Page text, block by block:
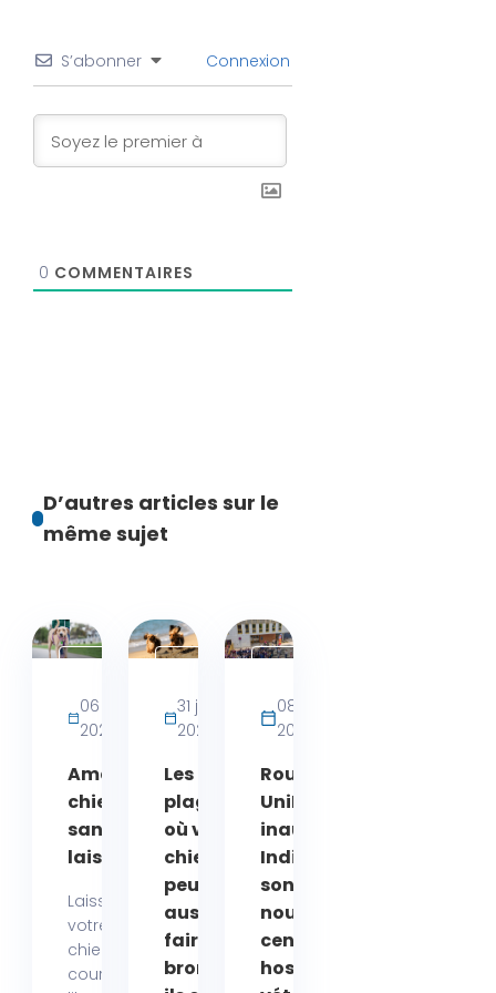
S’abonner Connexion
0 COMMENTAIRES
D’autres articles sur le
même sujet
être
chien
06 août
2026
Amende
chien
sans
laisse
Laisser
votre
chien
courir
31 juillet
2026
Les
plages
où votre
chien
peut
aussi se
faire
bronzer :
08 juin
2026
Rouen :
UniLaSalle
inaugure
Indivisa,
son
nouveau
centre
hospitalier